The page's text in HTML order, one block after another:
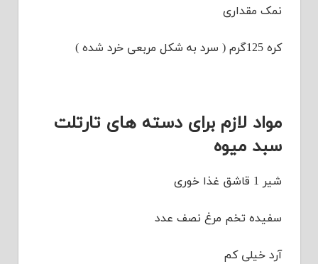
نمک مقداری
کره 125گرم ( سرد به شکل مربعی خرد شده )
مواد لازم برای دسته های تارتلت
سبد میوه
شیر 1 قاشق غذا خوری
سفیده تخم مرغ نصف عدد
آرد خیلی کم